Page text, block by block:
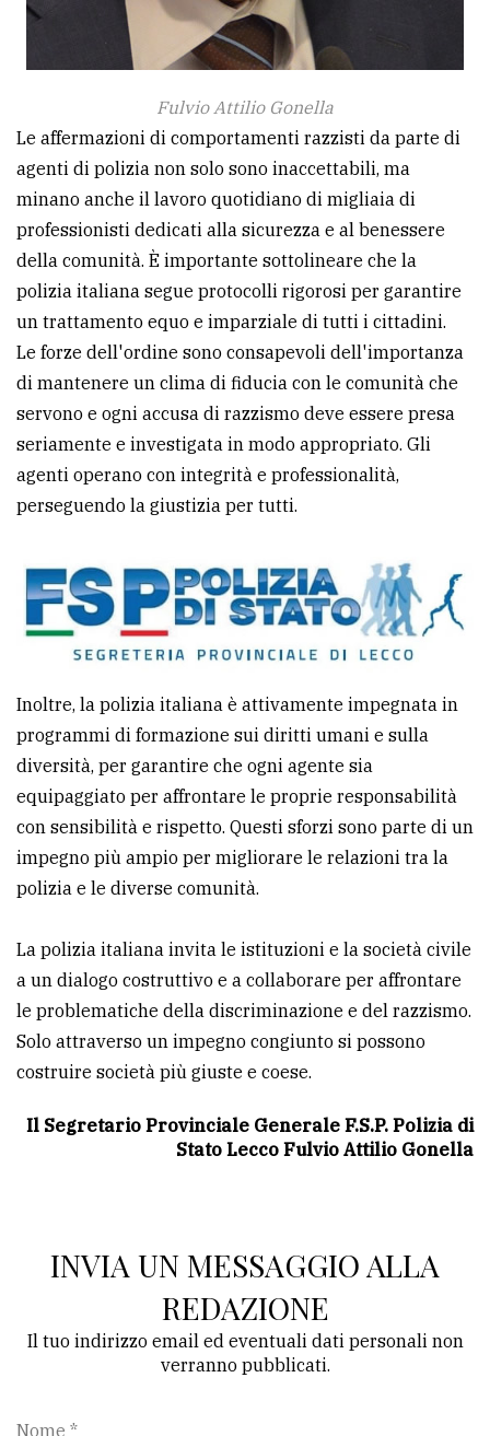
Fulvio Attilio Gonella
Le affermazioni di comportamenti razzisti da parte di
agenti di polizia non solo sono inaccettabili, ma
minano anche il lavoro quotidiano di migliaia di
professionisti dedicati alla sicurezza e al benessere
della comunità. È importante sottolineare che la
polizia italiana segue protocolli rigorosi per garantire
un trattamento equo e imparziale di tutti i cittadini.
Le forze dell'ordine sono consapevoli dell'importanza
di mantenere un clima di fiducia con le comunità che
servono e ogni accusa di razzismo deve essere presa
seriamente e investigata in modo appropriato. Gli
agenti operano con integrità e professionalità,
perseguendo la giustizia per tutti.
Inoltre, la polizia italiana è attivamente impegnata in
programmi di formazione sui diritti umani e sulla
diversità, per garantire che ogni agente sia
equipaggiato per affrontare le proprie responsabilità
con sensibilità e rispetto. Questi sforzi sono parte di un
impegno più ampio per migliorare le relazioni tra la
polizia e le diverse comunità.
La polizia italiana invita le istituzioni e la società civile
a un dialogo costruttivo e a collaborare per affrontare
le problematiche della discriminazione e del razzismo.
Solo attraverso un impegno congiunto si possono
costruire società più giuste e coese.
Il Segretario Provinciale Generale F.S.P. Polizia di
Stato Lecco Fulvio Attilio Gonella
INVIA UN MESSAGGIO ALLA
REDAZIONE
Il tuo indirizzo email ed eventuali dati personali non
verranno pubblicati.
Nome *